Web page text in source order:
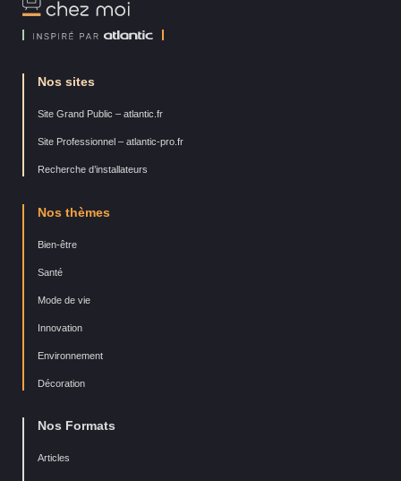
Chez
Nos sites
Site Grand Public – atlantic.fr
Site Professionnel – atlantic-pro.fr
Recherche d’installateurs
Nos thèmes
Bien-être
Santé
Mode de vie
Innovation
Environnement
Décoration
Nos Formats
Articles